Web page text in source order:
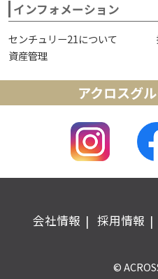
インフォメーション
センチュリー21について
資産管理
アクロスグ
会社情報 採用情報
©